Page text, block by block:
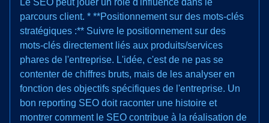
Le SEO peut jouer un rôle d'influence dans le
parcours client. * **Positionnement sur des mots-clés
stratégiques :** Suivre le positionnement sur des
mots-clés directement liés aux produits/services
phares de l'entreprise. L'idée, c'est de ne pas se
contenter de chiffres bruts, mais de les analyser en
fonction des objectifs spécifiques de l'entreprise. Un
bon reporting SEO doit raconter une histoire et
montrer comment le SEO contribue à la réalisation de